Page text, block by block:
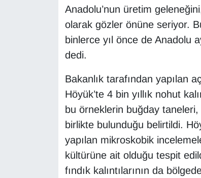
Anadolu’nun üretim
olarak gözler önüne seriyor.
binlerce yıl önce de Anadolu
dedi.
Bakanlık tarafından yapılan
Höyük’te 4 bin yıllık nohut
bu örneklerin buğday
birlikte bulunduğu belirtildi.
yapılan mikroskobik
kültürüne ait olduğu tespit
fındık kalıntılarının da